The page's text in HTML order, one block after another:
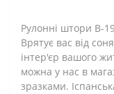
Рулонні штори B-
Врятує вас від
інтер'єр вашого
можна у нас в
зразками.